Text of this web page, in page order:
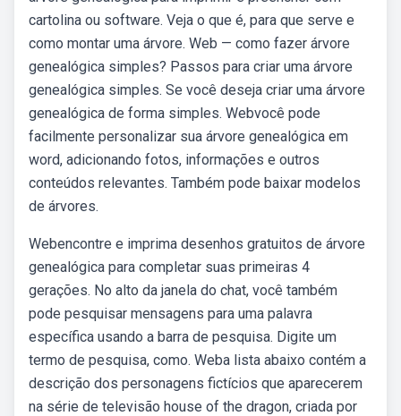
cartolina ou software. Veja o que é, para que serve e
como montar uma árvore. Web — como fazer árvore
genealógica simples? Passos para criar uma árvore
genealógica simples. Se você deseja criar uma árvore
genealógica de forma simples. Webvocê pode
facilmente personalizar sua árvore genealógica em
word, adicionando fotos, informações e outros
conteúdos relevantes. Também pode baixar modelos
de árvores.
Webencontre e imprima desenhos gratuitos de árvore
genealógica para completar suas primeiras 4
gerações. No alto da janela do chat, você também
pode pesquisar mensagens para uma palavra
específica usando a barra de pesquisa. Digite um
termo de pesquisa, como. Weba lista abaixo contém a
descrição dos personagens fictícios que aparecerem
na série de televisão house of the dragon, criada por